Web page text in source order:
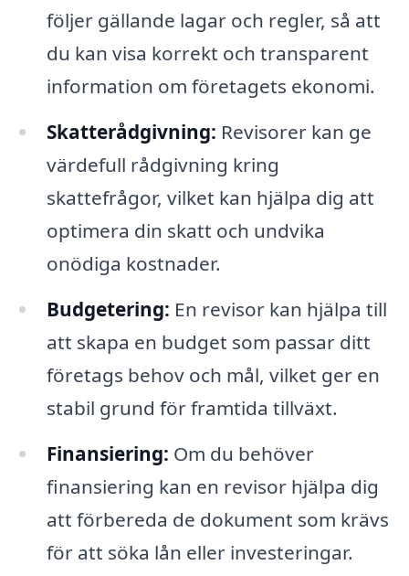
följer gällande lagar och regler, så att
du kan visa korrekt och transparent
information om företagets ekonomi.
Skatterådgivning: Revisorer kan ge
värdefull rådgivning kring
skattefrågor, vilket kan hjälpa dig att
optimera din skatt och undvika
onödiga kostnader.
Budgetering: En revisor kan hjälpa till
att skapa en budget som passar ditt
företags behov och mål, vilket ger en
stabil grund för framtida tillväxt.
Finansiering: Om du behöver
finansiering kan en revisor hjälpa dig
att förbereda de dokument som krävs
för att söka lån eller investeringar.